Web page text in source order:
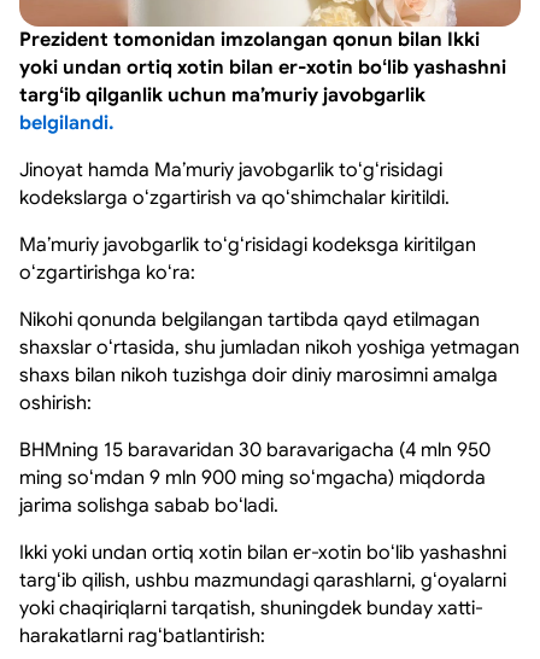
Prezident tomonidan imzolangan qonun bilan Ikki
yoki undan ortiq xotin bilan er-xotin boʻlib yashashni
targʻib qilganlik uchun maʼmuriy javobgarlik
belgilandi.
Jinoyat hamda Maʼmuriy javobgarlik toʻgʻrisidagi
kodekslarga oʻzgartirish va qoʻshimchalar kiritildi.
Maʼmuriy javobgarlik toʻgʻrisidagi kodeksga kiritilgan
oʻzgartirishga koʻra:
Nikohi qonunda belgilangan tartibda qayd etilmagan
shaxslar oʻrtasida, shu jumladan nikoh yoshiga yetmagan
shaxs bilan nikoh tuzishga doir diniy marosimni amalga
oshirish:
BHMning 15 baravaridan 30 baravarigacha (4 mln 950
ming soʻmdan 9 mln 900 ming soʻmgacha) miqdorda
jarima solishga sabab boʻladi.
Ikki yoki undan ortiq xotin bilan er-xotin boʻlib yashashni
targʻib qilish, ushbu mazmundagi qarashlarni, gʻoyalarni
yoki chaqiriqlarni tarqatish, shuningdek bunday xatti-
harakatlarni ragʻbatlantirish: